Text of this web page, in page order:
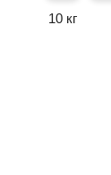
10 кг